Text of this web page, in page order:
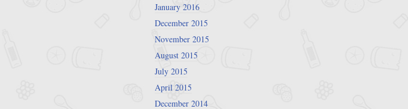
January 2016
December 2015
November 2015
August 2015
July 2015
April 2015
December 2014